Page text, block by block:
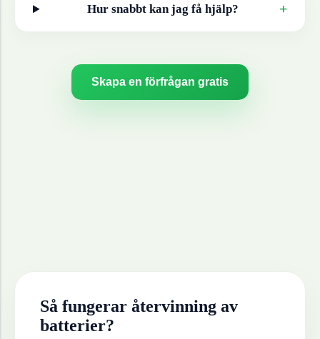
Hur snabbt kan jag få hjälp? +
Skapa en förfrågan gratis
Så fungerar återvinning av
batterier?